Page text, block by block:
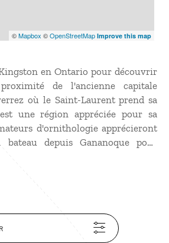
©Mapbox ©OpenStreetMap Improve this map
en Ontario pour découvrir
de l'ancienne capitale
où le Saint-Laurent prend sa
une région appréciée pour sa
d'ornithologie apprécieront
depuis Gananoque pour
spécimens d’oiseaux sur l'une